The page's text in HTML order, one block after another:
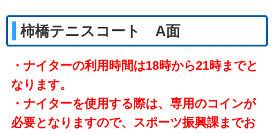
柿橋テニスコート A面
・ナイターの利用時間は18時から21時までと
なります。
・ナイターを使用する際は、専用のコインが
必要となりますので、スポーツ振興課までお